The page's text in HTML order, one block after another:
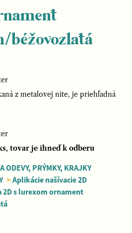
z metalovej nite, je priehľadná
tovar je ihneď k odberu
ODEVY, PRÝMKY, KRAJKY
> Aplikácie našívacie 2D
2D s lurexom ornament